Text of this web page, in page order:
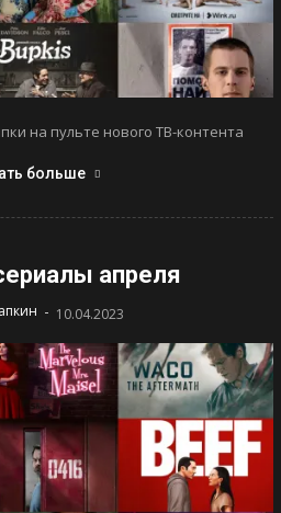
на пульте нового ТВ-контента
больше
апреля
- 10.04.2023